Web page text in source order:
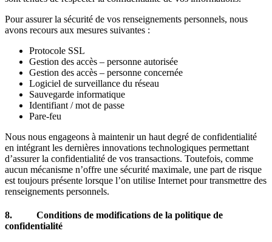
Pour assurer la sécurité de vos renseignements personnels, nous
avons recours aux mesures suivantes :
Protocole SSL
Gestion des accès – personne autorisée
Gestion des accès – personne concernée
Logiciel de surveillance du réseau
Sauvegarde informatique
Identifiant / mot de passe
Pare-feu
Nous nous engageons à maintenir un haut degré de confidentialité
en intégrant les dernières innovations technologiques permettant
d’assurer la confidentialité de vos transactions. Toutefois, comme
aucun mécanisme n’offre une sécurité maximale, une part de risque
est toujours présente lorsque l’on utilise Internet pour transmettre des
renseignements personnels.
8.
Conditions de modifications de la politique de
confidentialité